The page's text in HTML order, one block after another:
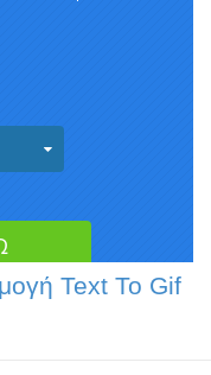
Text To Gif